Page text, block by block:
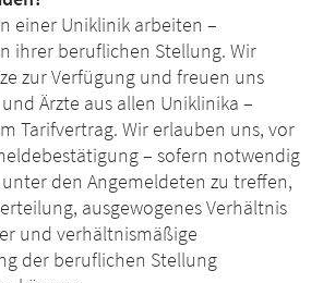
einer Uniklinik arbeiten –
ihrer beruflichen Stellung. Wir
zur Verfügung und freuen uns
Ärzte aus allen Uniklinika –
Tarifvertrag. Wir erlauben uns, vor
– sofern notwendig
den Angemeldeten zu treffen,
ausgewogenes Verhältnis
und verhältnismäßige
der beruflichen Stellung